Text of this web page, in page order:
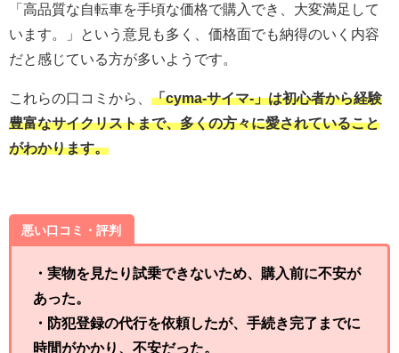
「高品質な自転車を手頃な価格で購入でき、大変満足して
います。」という意見も多く、価格面でも納得のいく内容
だと感じている方が多いようです。
これらの口コミから、 「cyma-サイマ-」は初心者から経験
豊富なサイクリストまで、多くの方々に愛されていること
がわかります。
悪い口コミ・評判
・実物を見たり試乗できないため、購入前に不安が
あった。
・防犯登録の代行を依頼したが、手続き完了までに
時間がかかり、不安だった。